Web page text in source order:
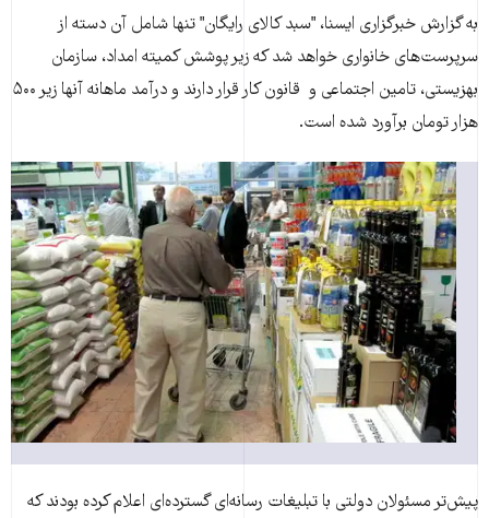
به گزارش خبرگزاری ایسنا، "سبد کالای رایگان" تنها شامل آن دسته از
سرپرست‌های خانواری خواهد شد که زیر پوشش کمیته امداد، سازمان
بهزیستی، تامین اجتماعی و قانون کار قرار دارند و درآمد ماهانه آنها زیر ۵۰۰
هزار تومان برآورد شده است.
پیش‌تر مسئولان دولتی با تبلیغات رسانه‌ای گسترده‌ای اعلام کرده بودند که